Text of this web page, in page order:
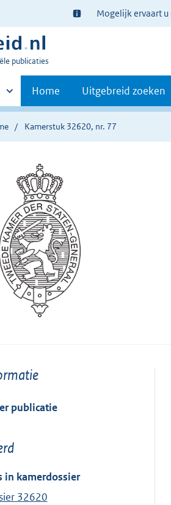
Ter
informatie:
Mogelijk ervaart
publicaties
Home Uitgebreid zoeken
Kamerstuk 32620, nr. 77
publicatie
in kamerdossier
32620